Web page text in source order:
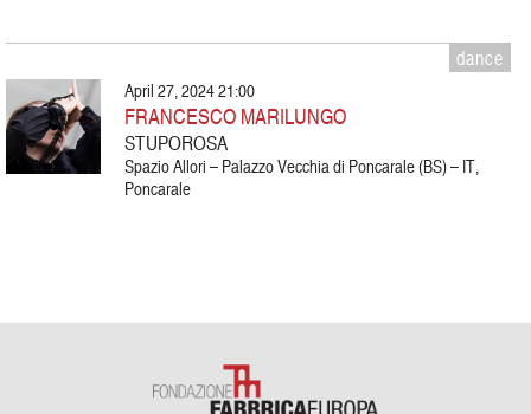
dance
April 27, 2024 21:00
FRANCESCO MARILUNGO
STUPOROSA
Spazio Allori – Palazzo Vecchia di Poncarale (BS) – IT,
Poncarale